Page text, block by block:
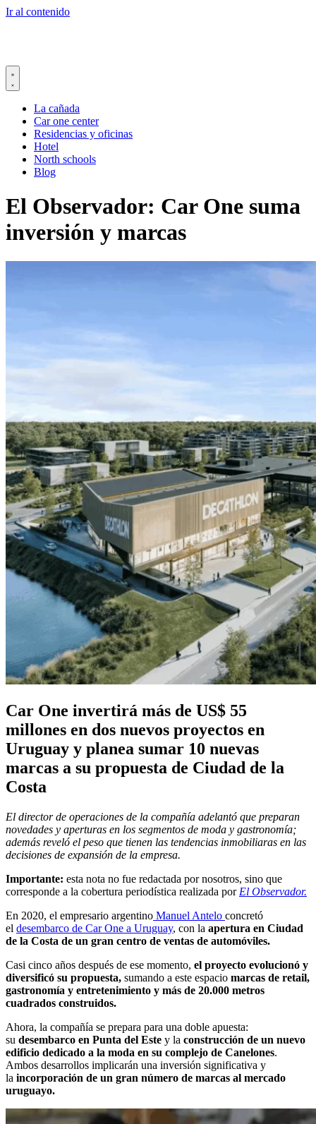
Ir al contenido
La cañada
Car one center
Residencias y oficinas
Hotel
North schools
Blog
El Observador: Car One suma
inversión y marcas
Car One invertirá más de US$ 55
millones en dos nuevos proyectos en
Uruguay y planea sumar 10 nuevas
marcas a su propuesta de Ciudad de la
Costa
El director de operaciones de la compañía adelantó que preparan
novedades y aperturas en los segmentos de moda y gastronomía;
además reveló el peso que tienen las tendencias inmobiliaras en las
decisiones de expansión de la empresa.
Importante: esta nota no fue redactada por nosotros, sino que
corresponde a la cobertura periodística realizada por El Observador.
En 2020, el empresario argentino Manuel Antelo concretó
el desembarco de Car One a Uruguay, con la apertura en Ciudad
de la Costa de un gran centro de ventas de automóviles.
Casi cinco años después de ese momento, el proyecto evolucionó y
diversificó su propuesta, sumando a este espacio marcas de retail,
gastronomía y entretenimiento y más de 20.000 metros
cuadrados construidos.
Ahora, la compañía se prepara para una doble apuesta:
su desembarco en Punta del Este y la construcción de un nuevo
edificio dedicado a la moda en su complejo de Canelones.
Ambos desarrollos implicarán una inversión significativa y
la incorporación de un gran número de marcas al mercado
uruguayo.